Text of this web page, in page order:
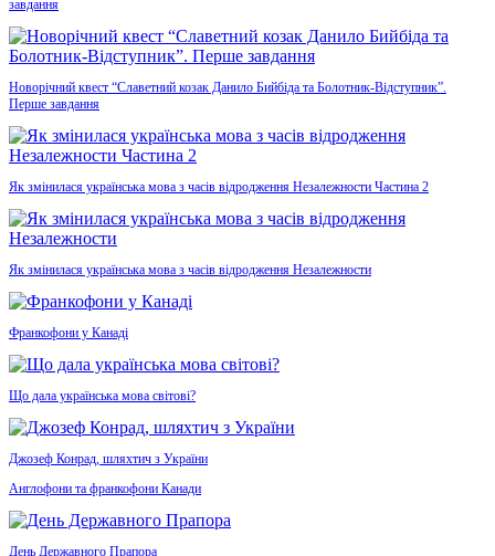
завдання
Новорічний квест “Славетний козак Данило Бийбіда та Болотник-Відступник”.
Перше завдання
Як змінилася українська мова з часів відродження Незалежности Частина 2
Як змінилася українська мова з часів відродження Незалежности
Франкофони у Канаді
Що дала українська мова світові?
Джозеф Конрад, шляхтич з України
Англофони та франкофони Канади
День Державного Прапора